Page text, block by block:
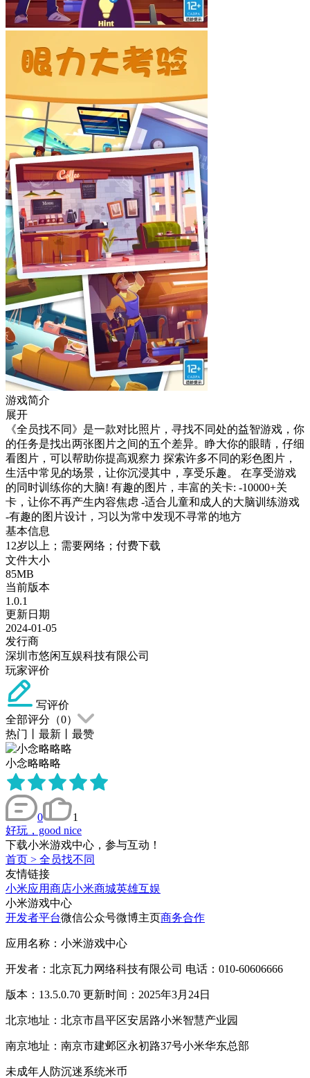
游戏简介
展开
《全员找不同》是一款对比照片，寻找不同处的益智游戏，你
的任务是找出两张图片之间的五个差异。睁大你的眼睛，仔细
看图片，可以帮助你提高观察力 探索许多不同的彩色图片，
生活中常见的场景，让你沉浸其中，享受乐趣。 在享受游戏
的同时训练你的大脑! 有趣的图片，丰富的关卡: -10000+关
卡，让你不再产生内容焦虑 -适合儿童和成人的大脑训练游戏
-有趣的图片设计，习以为常中发现不寻常的地方
基本信息
12岁以上；需要网络；付费下载
文件大小
85MB
当前版本
1.0.1
更新日期
2024-01-05
发行商
深圳市悠闲互娱科技有限公司
玩家评价
写评价
全部评分（0）
热门
最新 最赞
小念略略略
0
1
好玩，good nice
下载小米游戏中心，参与互动！
首页 > 全员找不同
友情链接
小米应用商店小米商城英雄互娱
小米游戏中心
开发者平台微信公众号微博主页商务合作
应用名称：小米游戏中心
开发者：北京瓦力网络科技有限公司 电话：010-60606666
版本：13.5.0.70 更新时间：2025年3月24日
北京地址：北京市昌平区安居路小米智慧产业园
南京地址：南京市建邺区永初路37号小米华东总部
未成年人防沉迷系统米币